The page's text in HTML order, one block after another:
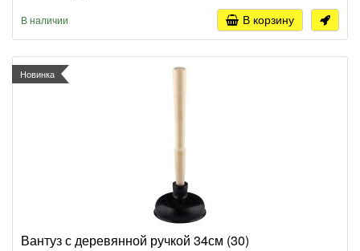
В наличии В корзину
Новинка
Вантуз с деревянной ручкой 34см (30)